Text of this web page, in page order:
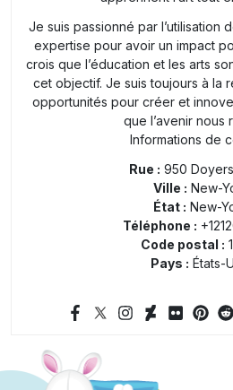
Je suis passionné par l’utilisation
expertise pour avoir un impact
crois que l’éducation et les arts
cet objectif. Je suis toujours à la
opportunités pour créer et
que l’avenir nous
Informations de
Rue : 950
Ville : New-
État : New-
Téléphone :
Code postal :
Pays : États-